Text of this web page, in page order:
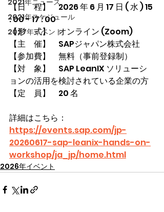
2021年ニュース
2021年スケジュール
2027年イベント
【日　程】　2026 年 6 月 17 日 ( 水 ) 15
: 00 - 17 : 00
【形　式】　オンライン (Zoom)
【主　催】　SAPジャパン株式会社
【参加費】　無料（事前登録制）
【対　象】　SAP LeanIX ソリューシ
ョンの活用を検討されている企業の方
【定　員】　20 名
詳細はこちら：
https://events.sap.com/jp-
20260617-sap-leanix-hands-on-
workshop/ja_jp/home.html
2026年イベント